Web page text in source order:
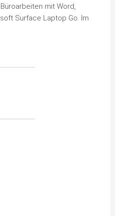
mit Word,
Surface Laptop Go. Im